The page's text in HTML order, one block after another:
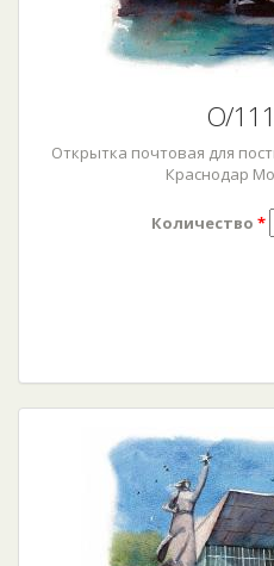
О/
Открытка почтовая для
Краснодар
Количество *